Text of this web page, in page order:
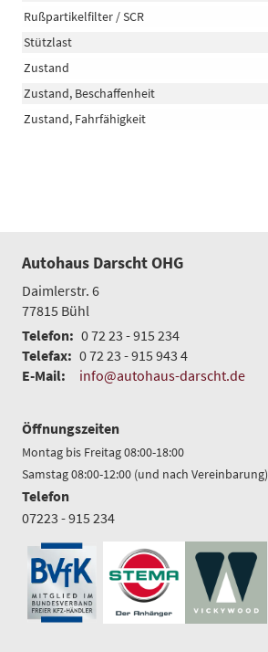
Rußpartikelfilter / SCR
Stützlast
Zustand
Zustand, Beschaffenheit
Zustand, Fahrfähigkeit
Autohaus Darscht OHG
Daimlerstr. 6
77815 Bühl
Telefon: 0 72 23 - 915 234
Telefax: 0 72 23 - 915 943 4
E-Mail:
info@autohaus-darscht.de
Öffnungszeiten
Montag bis Freitag 08:00-18:00
Samstag 08:00-12:00 (und nach Vereinbarung)
Telefon
07223 - 915 234